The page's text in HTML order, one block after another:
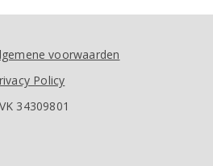
voorwaarden
Policy
34309801